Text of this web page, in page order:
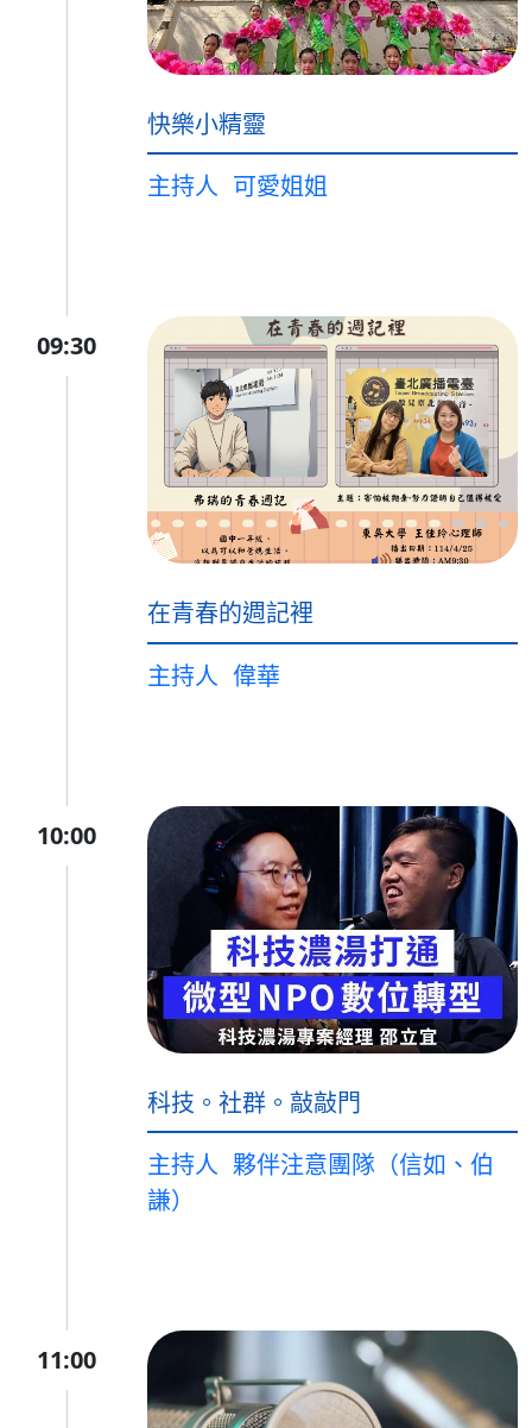
快樂小精靈
主持人 可愛姐姐
09:30
在青春的週記裡
主持人 偉華
10:00
科技。社群。敲敲門
主持人 夥伴注意團隊（信如、伯
謙）
11:00